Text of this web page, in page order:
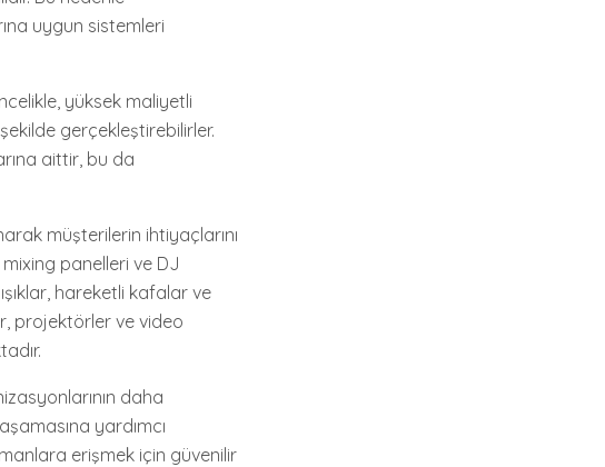
uygun sistemleri
yüksek maliyetli
gerçekleştirebilirler.
aittir, bu da
müşterilerin ihtiyaçlarını
panelleri ve DJ
hareketli kafalar ve
projektörler ve video
daha
yardımcı
erişmek için güvenilir